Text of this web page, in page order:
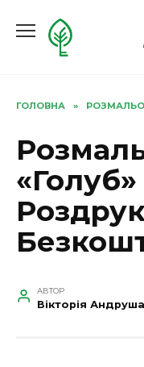
до
ГОЛОВНА »
АВТОР
Вікторія Андруша